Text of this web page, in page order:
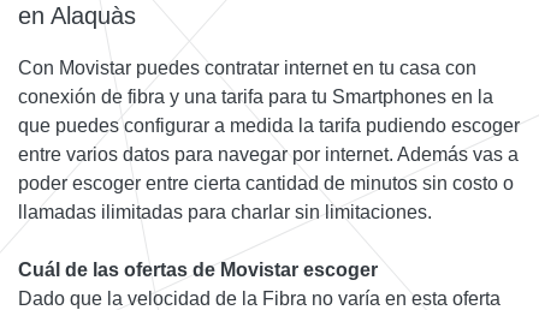
en Alaquàs
Con Movistar puedes contratar internet en tu casa con
conexión de fibra y una tarifa para tu Smartphones en la
que puedes configurar a medida la tarifa pudiendo escoger
entre varios datos para navegar por internet. Además vas a
poder escoger entre cierta cantidad de minutos sin costo o
llamadas ilimitadas para charlar sin limitaciones.
Cuál de las ofertas de Movistar escoger
Dado que la velocidad de la Fibra no varía en esta oferta